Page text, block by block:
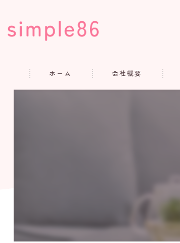
ホーム 会社概要